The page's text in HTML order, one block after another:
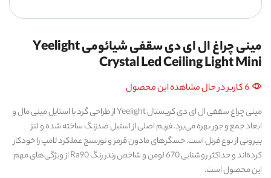
مینی چراغ ال ای دی سقفی شیائومی Yeelight
Crystal Led Ceiling Light Mini
6 کاربر در حال مشاهده این محصول
مینی چراغ سقفی ال ای دی کریستال Yeelight از طراحی گرد با استایل مینی مال و
ابعاد جمع و جور بهره می‌برد. فریم اصلی از استیل ضدزنگ ساخته شده و لنز
بیرونی از نوع فرنل است. حسگرهای مادون قرمز و نورسنج عملکرد لامپ را خودکار
کرده‌اند و حداکثر روشنایی 670 لومن و شاخص رندر رنگ Ra90 از ویژگی‌های مهم
این محصول است.